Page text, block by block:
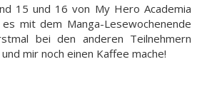
15 und 16 von My Hero Academia
mit dem Manga-Lesewochenende
bei den anderen Teilnehmern
mir noch einen Kaffee mache!